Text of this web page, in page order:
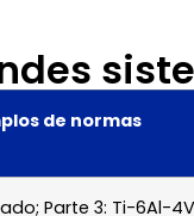
de normas
Parte 3: Ti-6Al-4V;